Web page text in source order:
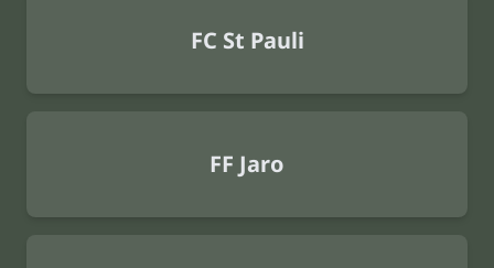
FC St Pauli
FF Jaro